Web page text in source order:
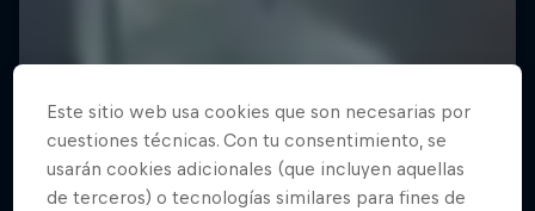
Este sitio web usa cookies que son necesarias por
cuestiones técnicas. Con tu consentimiento, se
usarán cookies adicionales (que incluyen aquellas
de terceros) o tecnologías similares para fines de